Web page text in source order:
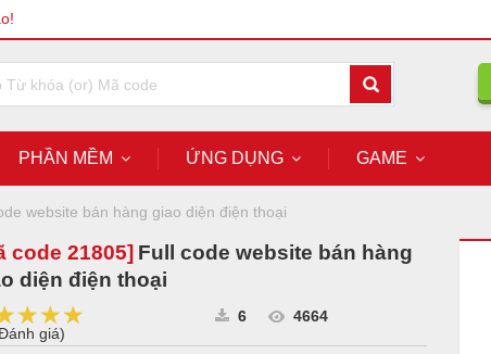
PHẦN MỀM ỨNG DỤNG GAME
website bán hàng giao diện điện thoại
code 21805] Full code website bán hàng
diện điện thoại
giá)
6 4664